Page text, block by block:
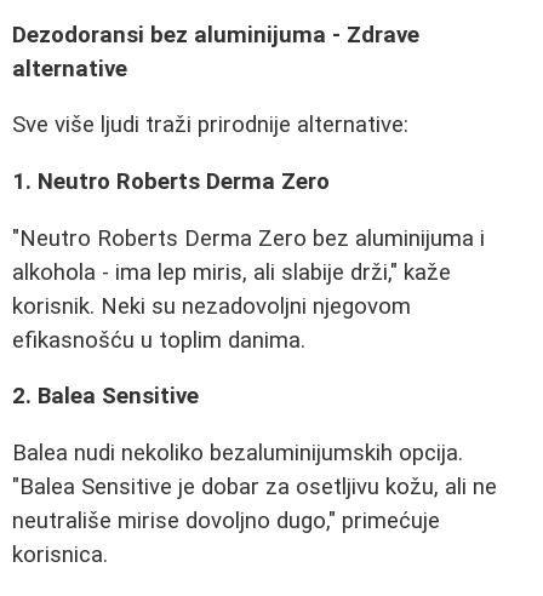
Dezodoransi bez aluminijuma - Zdrave
alternative
Sve više ljudi traži prirodnije alternative:
1. Neutro Roberts Derma Zero
"Neutro Roberts Derma Zero bez aluminijuma i
alkohola - ima lep miris, ali slabije drži," kaže
korisnik. Neki su nezadovoljni njegovom
efikasnošću u toplim danima.
2. Balea Sensitive
Balea nudi nekoliko bezaluminijumskih opcija.
"Balea Sensitive je dobar za osetljivu kožu, ali ne
neutrališe mirise dovoljno dugo," primećuje
korisnica.